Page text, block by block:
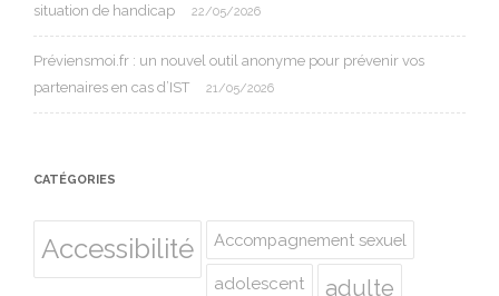
situation de handicap
22/05/2026
Préviensmoi.fr : un nouvel outil anonyme pour prévenir vos
partenaires en cas d’IST
21/05/2026
CATÉGORIES
Accessibilité Accompagnement sexuel
adolescent adulte